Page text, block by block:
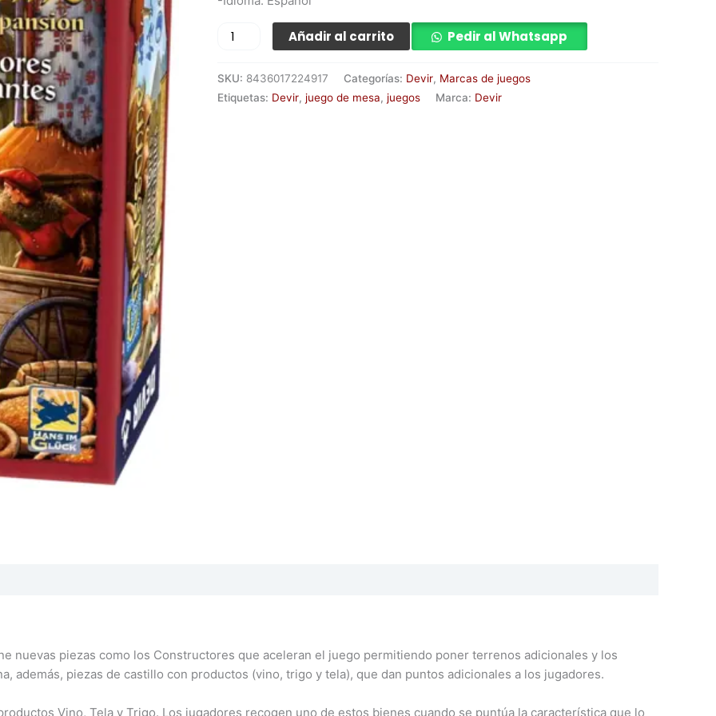
Añadir al carrito Pedir al Whatsapp
SKU: 8436017224917 Categorías: Devir, Marcas de juegos
Etiquetas: Devir, juego de mesa, juegos Marca: Devir
nuevas piezas como los Constructores que aceleran el juego permitiendo poner terrenos adicionales y los
además, piezas de castillo con productos (vino, trigo y tela), que dan puntos adicionales a los jugadores.
Vino, Tela y Trigo. Los jugadores recogen uno de estos bienes cuando se puntúa la característica que lo